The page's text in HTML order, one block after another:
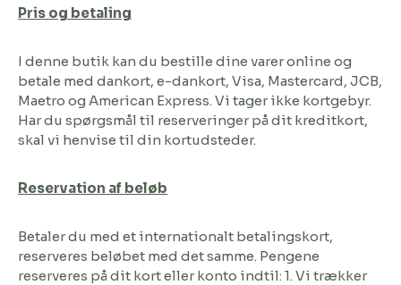
Pris og betaling
I denne butik kan du bestille dine varer online og
betale med dankort, e-dankort, Visa, Mastercard, JCB,
Maetro og American Express. Vi tager ikke kortgebyr.
Har du spørgsmål til reserveringer på dit kreditkort,
skal vi henvise til din kortudsteder.
Reservation af beløb
Betaler du med et internationalt betalingskort,
reserveres beløbet med det samme. Pengene
reserveres på dit kort eller konto indtil: 1. Vi trækker